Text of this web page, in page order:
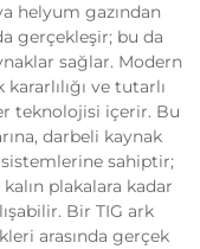
helyum gazından
gerçekleşir; bu da
sağlar. Modern
ve tutarlı
teknolojisi içerir. Bu
darbeli kaynak
sahiptir;
plakalara kadar
Bir TIG ark
arasında gerçek